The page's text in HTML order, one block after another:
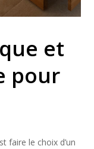
et
pour
faire le choix d’un